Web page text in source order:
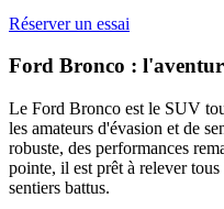
Réserver un essai
Ford Bronco :
Le Ford Bronco est le SUV
les amateurs d'évasion et de
robuste, des performances
pointe, il est prêt à relever
sentiers battus.